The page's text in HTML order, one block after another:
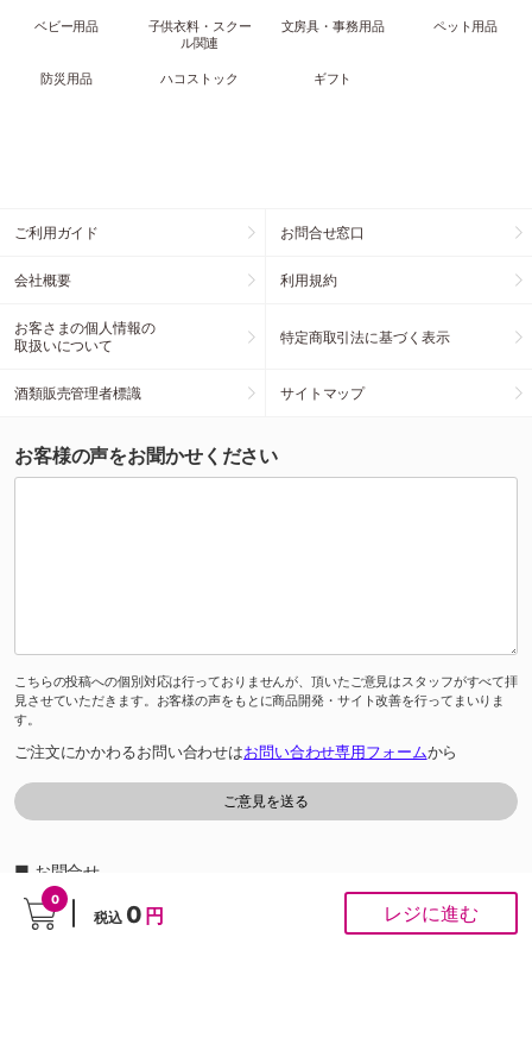
0
税込 0 円 レジに進む
ベビー用品
子供衣料・スクー
ル関連
文房具・事務用品 ペット用品
防災用品 ハコストック ギフト
ご利用ガイド お問合せ窓口
会社概要 利用規約
お客さまの個人情報の
取扱いについて
特定商取引法に基づく表示
酒類販売管理者標識 サイトマップ
お客様の声をお聞かせください
こちらの投稿への個別対応は行っておりませんが、頂いたご意見はスタッフがすべて拝
見させていただきます。お客様の声をもとに商品開発・サイト改善を行ってまいりま
す。
ご注文にかかわるお問い合わせはお問い合わせ専用フォームから
■ お問合せ
「よくあるご質問」は
0120-37-1947